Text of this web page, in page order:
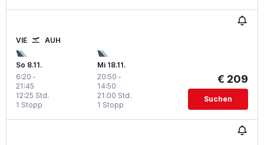
VIE AUH
So 8.11.
6:20 -
21:45
1 Stopp
12:25 Std.
Mi 18.11.
20:50 -
14:50
1 Stopp
21:00 Std.
€ 209
Suchen